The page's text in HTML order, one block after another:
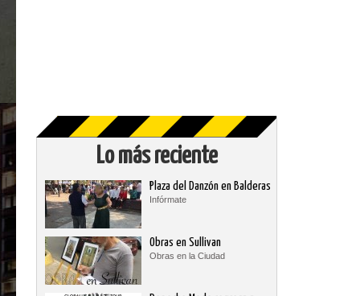
Lo más reciente
Plaza del Danzón en Balderas
Infórmate
Obras en Sullivan
Obras en la Ciudad